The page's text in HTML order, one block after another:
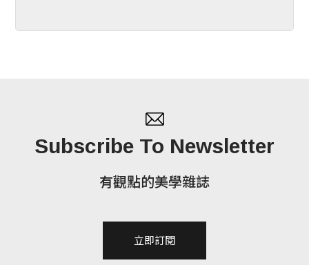
Subscribe To Newsletter
有觀點的美學雜誌
立即訂閱